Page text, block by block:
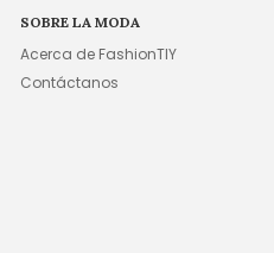
SOBRE LA MODA
Acerca de FashionTIY
Contáctanos